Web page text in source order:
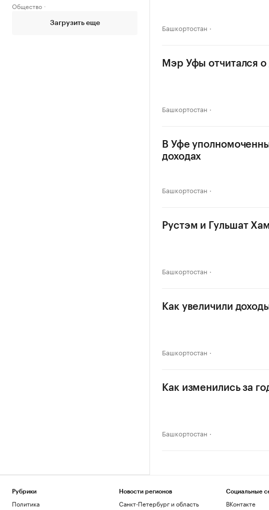
Общество
Загрузить еще Башкортостан
Мэр Уфы отчитался
Башкортостан
В Уфе
доходах
Башкортостан
Рустэм и Гульшат
Башкортостан
Как увеличили
Башкортостан
Как изменились за
Башкортостан
Рубрики
Политика
Новости регионов
Санкт-Петербург и область
Социальные
ВКонтакте